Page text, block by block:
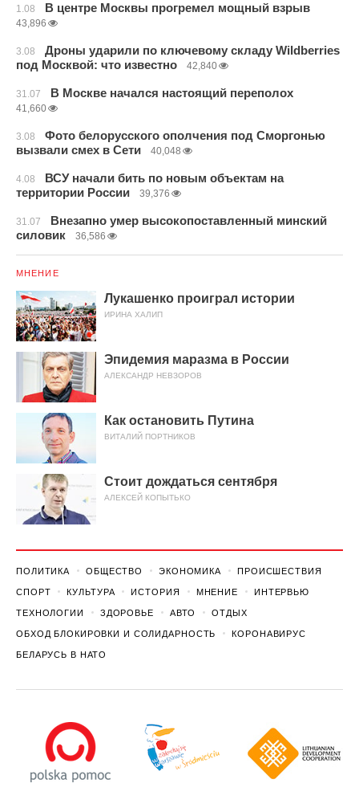
1.08 В центре Москвы прогремел мощный взрыв
43,896
3.08
Дроны ударили по ключевому складу Wildberries
под Москвой: что известно
42,840
31.07 В Москве начался настоящий переполох
41,660
3.08
Фото белорусского ополчения под Сморгонью
вызвали смех в Сети
40,048
4.08
ВСУ начали бить по новым объектам на
территории России
39,376
31.07
Внезапно умер высокопоставленный минский
силовик
36,586
МНЕНИЕ
Лукашенко проиграл истории
ИРИНА ХАЛИП
Эпидемия маразма в России
АЛЕКСАНДР НЕВЗОРОВ
Как остановить Путина
ВИТАЛИЙ ПОРТНИКОВ
Стоит дождаться сентября
АЛЕКСЕЙ КОПЫТЬКО
ПОЛИТИКА ОБЩЕСТВО ЭКОНОМИКА ПРОИСШЕСТВИЯ
СПОРТ КУЛЬТУРА ИСТОРИЯ МНЕНИЕ ИНТЕРВЬЮ
ТЕХНОЛОГИИ ЗДОРОВЬЕ АВТО ОТДЫХ
ОБХОД БЛОКИРОВКИ И СОЛИДАРНОСТЬ КОРОНАВИРУС
БЕЛАРУСЬ В НАТО